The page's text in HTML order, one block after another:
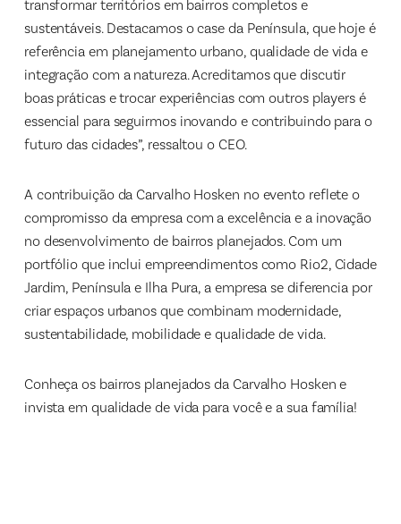
transformar territórios em bairros completos e
sustentáveis. Destacamos o case da Península, que hoje é
referência em planejamento urbano, qualidade de vida e
integração com a natureza. Acreditamos que discutir
boas práticas e trocar experiências com outros players é
essencial para seguirmos inovando e contribuindo para o
futuro das cidades”, ressaltou o CEO.
A contribuição da Carvalho Hosken no evento reflete o
compromisso da empresa com a excelência e a inovação
no desenvolvimento de bairros planejados. Com um
portfólio que inclui empreendimentos como Rio2, Cidade
Jardim, Península e Ilha Pura, a empresa se diferencia por
criar espaços urbanos que combinam modernidade,
sustentabilidade, mobilidade e qualidade de vida.
Conheça os bairros planejados da Carvalho Hosken e
invista em qualidade de vida para você e a sua família!